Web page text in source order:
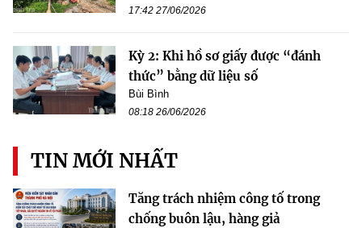
17:42 27/06/2026
Kỳ 2: Khi hồ sơ giấy được “đánh
thức” bằng dữ liệu số
Bùi Bình
08:18 26/06/2026
TIN MỚI NHẤT
Tăng trách nhiệm công tố trong
chống buôn lậu, hàng giả